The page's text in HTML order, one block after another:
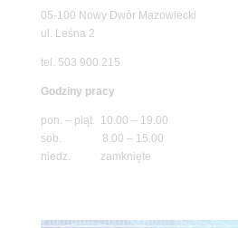
05-100 Nowy Dwór Mazowiecki
ul. Leśna 2
tel. 503 900 215
Godziny pracy
pon. – piąt. 10.00 – 19.00
sob. 8.00 – 15.00
niedz. zamknięte